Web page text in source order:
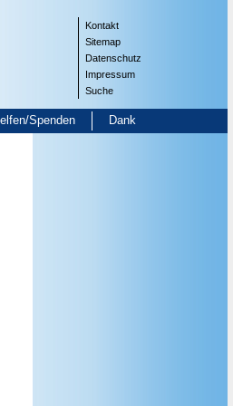
Kontakt
Sitemap
Datenschutz
Impressum
Suche
Spenden Dank